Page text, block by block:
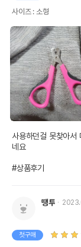
사이즈 : 소형
사용하던걸 못찾아서
네요
#상품후기
땡투
첫구매